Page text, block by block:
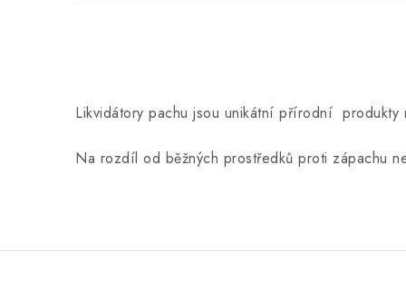
v
á
c
Likvidátory pachu jsou unikátní přírodní
Na rozdíl od běžných prostředků proti zápachu